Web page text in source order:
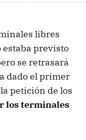
libres
previsto
se retrasará
dado el primer
petición de los
los terminales